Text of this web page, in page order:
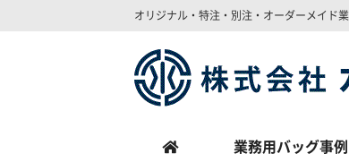
オリジナル・特注・別注・オーダーメイド
業務用バッグ事例